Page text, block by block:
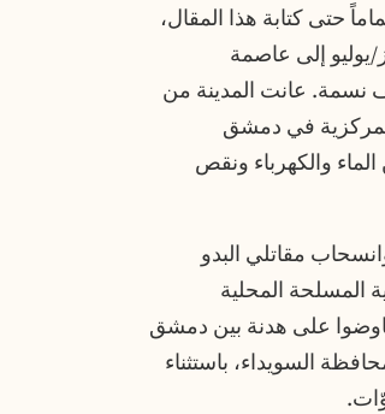
حتى كتابة هذا المقال،
أول قافلة مساعدات إنسانية في 20 تموز/يوليو إلى عاصمة
مدينة السويداء، التي يبلغ عدد سكانها حوالي 150 ألف نسمة. عانت المدينة من
في دمشق
والكهرباء ونقص
مقاتلي البدو
المسلحة المحلية
على هدنة بين دمشق
السويداء، باستثناء